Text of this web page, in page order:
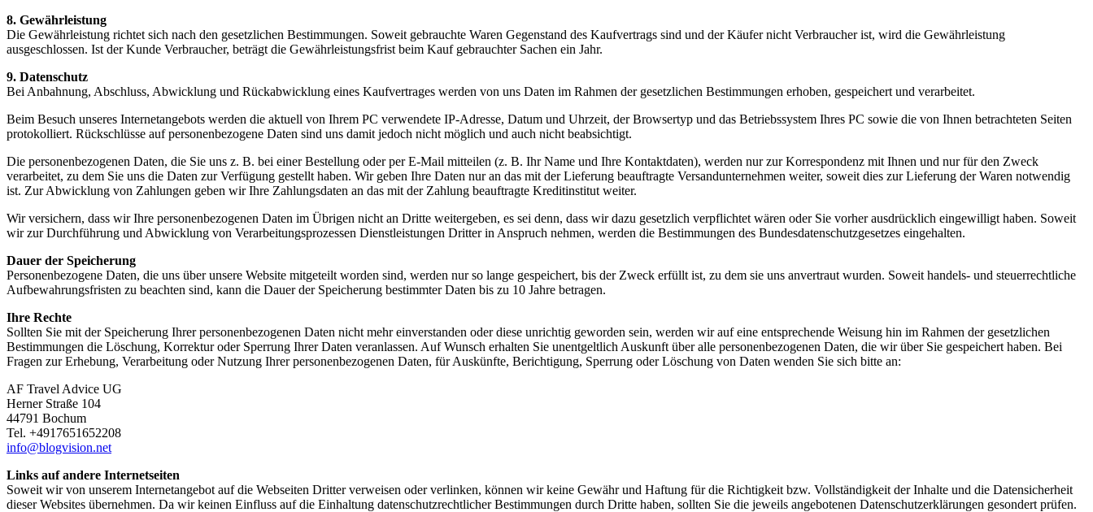
8. Gewährleistung
Die Gewährleistung richtet sich nach den gesetzlichen Bestimmungen. Soweit gebrauchte Waren Gegenstand des Kaufvertrags sind und der Käufer nicht Verbraucher ist, wird die Gewährleistung
ausgeschlossen. Ist der Kunde Verbraucher, beträgt die Gewährleistungsfrist beim Kauf gebrauchter Sachen ein Jahr.
9. Datenschutz
Bei Anbahnung, Abschluss, Abwicklung und Rückabwicklung eines Kaufvertrages werden von uns Daten im Rahmen der gesetzlichen Bestimmungen erhoben, gespeichert und verarbeitet.
Beim Besuch unseres Internetangebots werden die aktuell von Ihrem PC verwendete IP-Adresse, Datum und Uhrzeit, der Browsertyp und das Betriebssystem Ihres PC sowie die von Ihnen betrachteten Seiten
protokolliert. Rückschlüsse auf personenbezogene Daten sind uns damit jedoch nicht möglich und auch nicht beabsichtigt.
Die personenbezogenen Daten, die Sie uns z. B. bei einer Bestellung oder per E-Mail mitteilen (z. B. Ihr Name und Ihre Kontaktdaten), werden nur zur Korrespondenz mit Ihnen und nur für den Zweck
verarbeitet, zu dem Sie uns die Daten zur Verfügung gestellt haben. Wir geben Ihre Daten nur an das mit der Lieferung beauftragte Versandunternehmen weiter, soweit dies zur Lieferung der Waren notwendig
ist. Zur Abwicklung von Zahlungen geben wir Ihre Zahlungsdaten an das mit der Zahlung beauftragte Kreditinstitut weiter.
Wir versichern, dass wir Ihre personenbezogenen Daten im Übrigen nicht an Dritte weitergeben, es sei denn, dass wir dazu gesetzlich verpflichtet wären oder Sie vorher ausdrücklich eingewilligt haben. Soweit
wir zur Durchführung und Abwicklung von Verarbeitungsprozessen Dienstleistungen Dritter in Anspruch nehmen, werden die Bestimmungen des Bundesdatenschutzgesetzes eingehalten.
Dauer der Speicherung
Personenbezogene Daten, die uns über unsere Website mitgeteilt worden sind, werden nur so lange gespeichert, bis der Zweck erfüllt ist, zu dem sie uns anvertraut wurden. Soweit handels- und steuerrechtliche
Aufbewahrungsfristen zu beachten sind, kann die Dauer der Speicherung bestimmter Daten bis zu 10 Jahre betragen.
Ihre Rechte
Sollten Sie mit der Speicherung Ihrer personenbezogenen Daten nicht mehr einverstanden oder diese unrichtig geworden sein, werden wir auf eine entsprechende Weisung hin im Rahmen der gesetzlichen
Bestimmungen die Löschung, Korrektur oder Sperrung Ihrer Daten veranlassen. Auf Wunsch erhalten Sie unentgeltlich Auskunft über alle personenbezogenen Daten, die wir über Sie gespeichert haben. Bei
Fragen zur Erhebung, Verarbeitung oder Nutzung Ihrer personenbezogenen Daten, für Auskünfte, Berichtigung, Sperrung oder Löschung von Daten wenden Sie sich bitte an:
AF Travel Advice UG
Herner Straße 104
44791 Bochum
Tel. +4917651652208
info@blogvision.net
Links auf andere Internetseiten
Soweit wir von unserem Internetangebot auf die Webseiten Dritter verweisen oder verlinken, können wir keine Gewähr und Haftung für die Richtigkeit bzw. Vollständigkeit der Inhalte und die Datensicherheit
dieser Websites übernehmen. Da wir keinen Einfluss auf die Einhaltung datenschutzrechtlicher Bestimmungen durch Dritte haben, sollten Sie die jeweils angebotenen Datenschutzerklärungen gesondert prüfen.